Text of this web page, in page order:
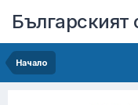
Начало